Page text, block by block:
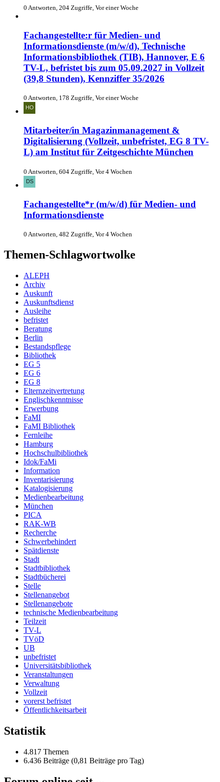
0 Antworten, 204 Zugriffe, Vor einer Woche
Fachangestellte:r für Medien- und
Informationsdienste (m/w/d), Technische
Informationsbibliothek (TIB), Hannover, E 6
TV-L, befristet bis zum 05.09.2027 in Vollzeit
(39,8 Stunden), Kennziffer 35/2026
0 Antworten, 178 Zugriffe, Vor einer Woche
Mitarbeiter/in Magazinmanagement &
Digitalisierung (Vollzeit, unbefristet, EG 8 TV-
L) am Institut für Zeitgeschichte München
0 Antworten, 604 Zugriffe, Vor 4 Wochen
Fachangestellte*r (m/w/d) für Medien- und
Informationsdienste
0 Antworten, 482 Zugriffe, Vor 4 Wochen
Themen-Schlagwortwolke
ALEPH
Archiv
Auskunft
Auskunftsdienst
Ausleihe
befristet
Beratung
Berlin
Bestandspflege
Bibliothek
EG 5
EG 6
EG 8
Elternzeitvertretung
Englischkenntnisse
Erwerbung
FaMI
FaMI Bibliothek
Fernleihe
Hamburg
Hochschulbibliothek
Idok/FaMi
Information
Inventarisierung
Katalogisierung
Medienbearbeitung
München
PICA
RAK-WB
Recherche
Schwerbehindert
Spätdienste
Stadt
Stadtbibliothek
Stadtbücherei
Stelle
Stellenangebot
Stellenangebote
technische Medienbearbeitung
Teilzeit
TV-L
TVöD
UB
unbefristet
Universitätsbibliothek
Veranstaltungen
Verwaltung
Vollzeit
vorerst befristet
Öffentlichkeitsarbeit
Statistik
4.817 Themen
6.436 Beiträge (0,81 Beiträge pro Tag)